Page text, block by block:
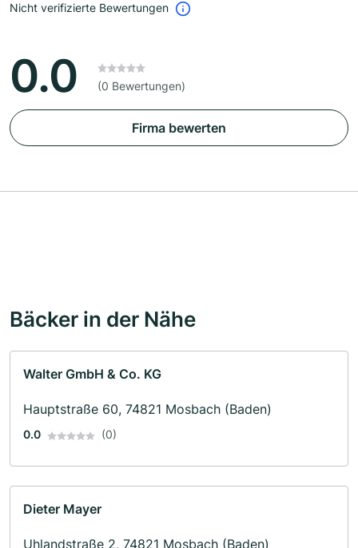
Nicht verifizierte Bewertungen
0.0 (0 Bewertungen)
Firma bewerten
Bäcker in der Nähe
Walter GmbH & Co. KG
Hauptstraße 60, 74821 Mosbach (Baden)
0.0 (0)
Dieter Mayer
Uhlandstraße 2, 74821 Mosbach (Baden)